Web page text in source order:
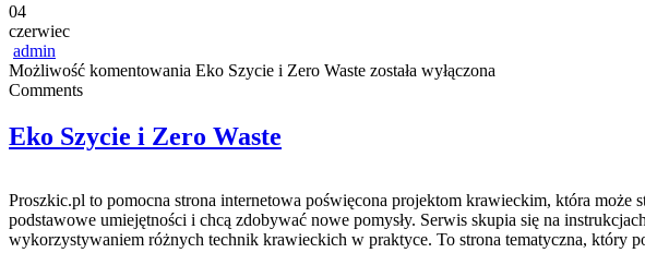
04
czerwiec
admin
Możliwość komentowania Eko Szycie i Zero Waste została wyłączona
Comments
Eko Szycie i Zero Waste
Proszkic.pl to pomocna strona internetowa poświęcona projektom krawieckim, która
podstawowe umiejętności i chcą zdobywać nowe pomysły. Serwis skupia się na
wykorzystywaniem różnych technik krawieckich w praktyce. To strona tematyczna, który